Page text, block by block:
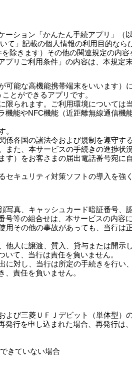
ション「かんたん手続アプリ」（
」記載の個人情報の利用目的な
除きます）その他の関連規定の内
リご利用条件」の内容は、本規定
能な高機能携帯端末をいいます）
とができるアプリです。
られます。ご利用環境については
能やNFC機能（近距離無線通信機
。
各国の諸法令および規制を遵守す
た、本サービスの手続きの進捗状
）をお客さまの届出電話番号宛に
キュリティ対策ソフトの導入を強
真、キャッシュカード暗証番号、
等の組合せは、本サービスの内容
その他の事故があっても、当行は
人に譲渡、質入、貸与または開示
て、当行は責任を負いません。
対し、当行は所定の手続きを行い
責任を負いません。
び三菱ＵＦＪデビット（単体型）
行を申し込まれた場合、再発行は
きていない場合